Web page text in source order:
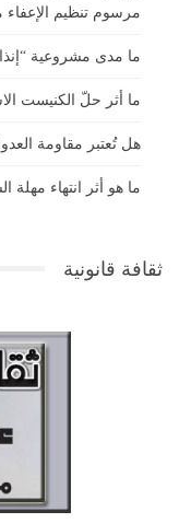
مرسوم تنظيم الإعفاء
ما مدى مشروعية
ما أثر حلّ الكنيست
هل تُعتبر مقاومة
ما هو أثر انتهاء مهلة
ثقافة قانونية